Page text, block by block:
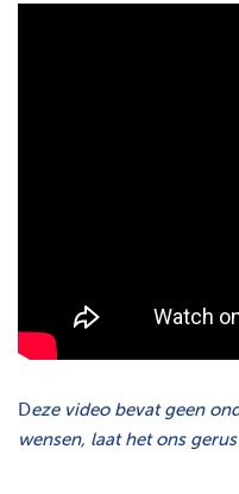
Deze video bevat geen
wensen, laat het ons